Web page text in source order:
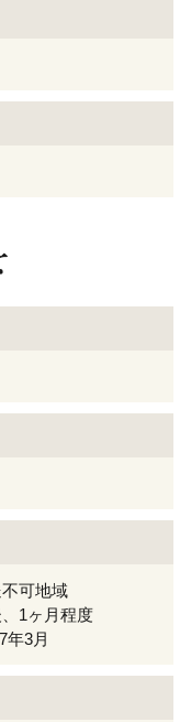
可地域
1ヶ月程度
3月